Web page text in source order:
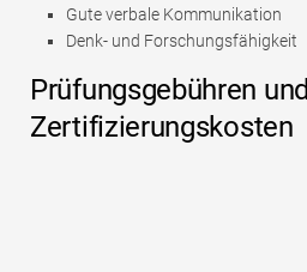
Gute verbale Kommunikation
Denk- und Forschungsfähigkeit
Prüfungsgebühren und
Zertifizierungskosten